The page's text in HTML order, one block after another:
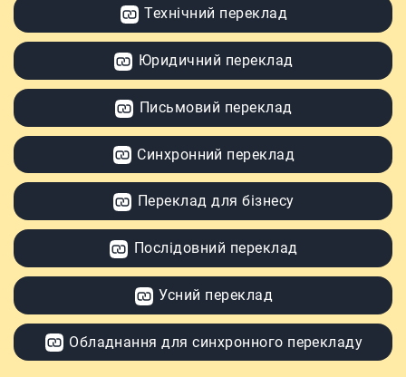
Технічний переклад
Юридичний переклад
Письмовий переклад
Синхронний переклад
Переклад для бізнесу
Послідовний переклад
Усний переклад
Обладнання для синхронного перекладу